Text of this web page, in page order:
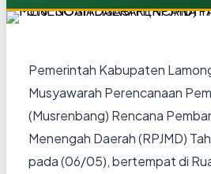
Pemerintah Kabupaten
Musyawarah Perencanaan
(Musrenbang) Rencana
Menengah Daerah (RPJMD)
pada (06/05), bertempat di